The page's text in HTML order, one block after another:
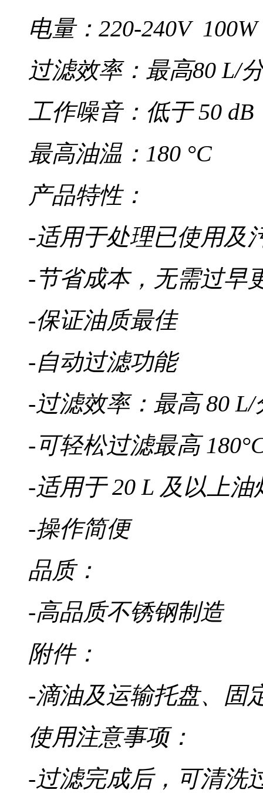
电量：220-240V 100W
过滤效率：最高80 L/
工作噪音：低于 50 dB
最高油温：180 °C
产品特性：
-适用于处理已使用及
-节省成本，无需过早
-保证油质最佳
-自动过滤功能
-过滤效率：最高 80 L/
-可轻松过滤最高
-适用于 20 L 及以上油
-操作简便
品质：
-高品质不锈钢制造
附件：
-滴油及运输托盘、固
使用注意事项：
-过滤完成后，可清洗